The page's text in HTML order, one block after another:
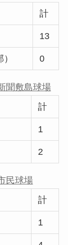
計
13
0
聞敷島球場
計
1
2
民球場
計
1